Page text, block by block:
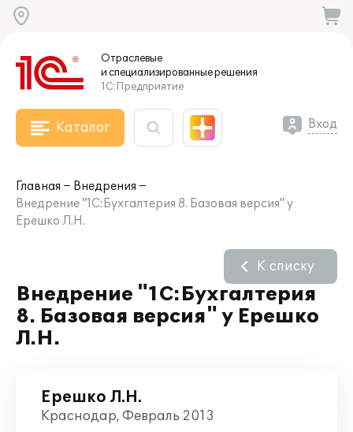
Отраслевые
и специализированныерешения
1С:Предприятие
Каталог Вход
Главная
Внедрения
Внедрение "1С:Бухгалтерия 8. Базовая версия" у
Ерешко Л.Н.
Внедрение "1С:Бухгалтерия
8. Базовая версия" у Ерешко
Л.Н.
К списку
Ерешко Л.Н.
Краснодар, Февраль 2013